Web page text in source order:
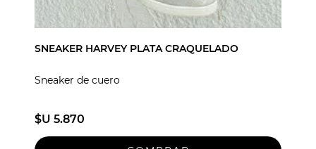
SNEAKER HARVEY PLATA CRAQUELADO
Sneaker de cuero
$U 5.870